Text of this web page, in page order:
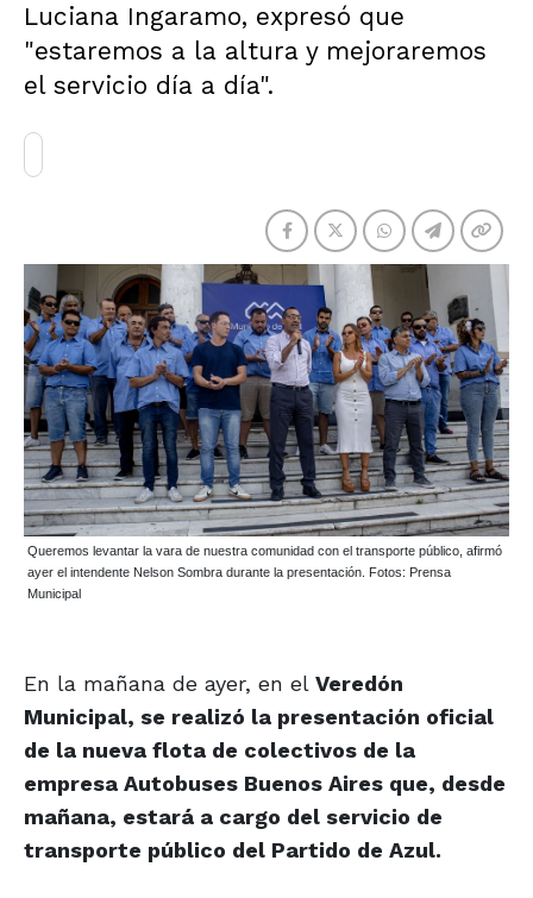
Luciana Ingaramo, expresó que
"estaremos a la altura y mejoraremos
el servicio día a día".
Queremos levantar la vara de nuestra comunidad con el transporte público, afirmó
ayer el intendente Nelson Sombra durante la presentación. Fotos: Prensa
Municipal
En la mañana de ayer, en el Veredón
Municipal, se realizó la presentación oficial
de la nueva flota de colectivos de la
empresa Autobuses Buenos Aires que, desde
mañana, estará a cargo del servicio de
transporte público del Partido de Azul.